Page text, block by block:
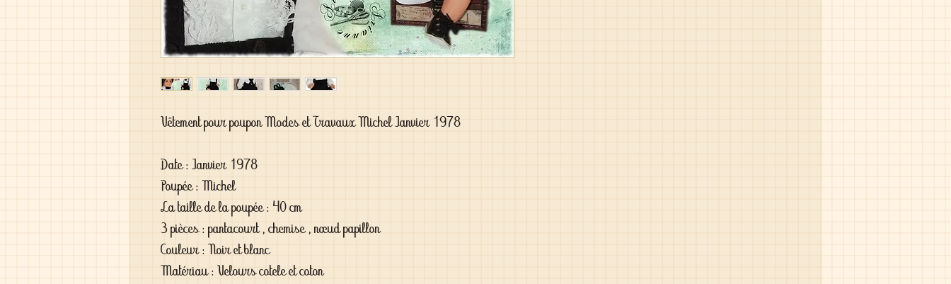
Vêtement pour poupon Modes et Travaux Michel Janvier 1978
Date : Janvier 1978
Poupée : Michel
La taille de la poupée : 40 cm
3 pièces : pantacourt , chemise , nœud papillon
Couleur : Noir et blanc
Matériau : Velours cotele et coton